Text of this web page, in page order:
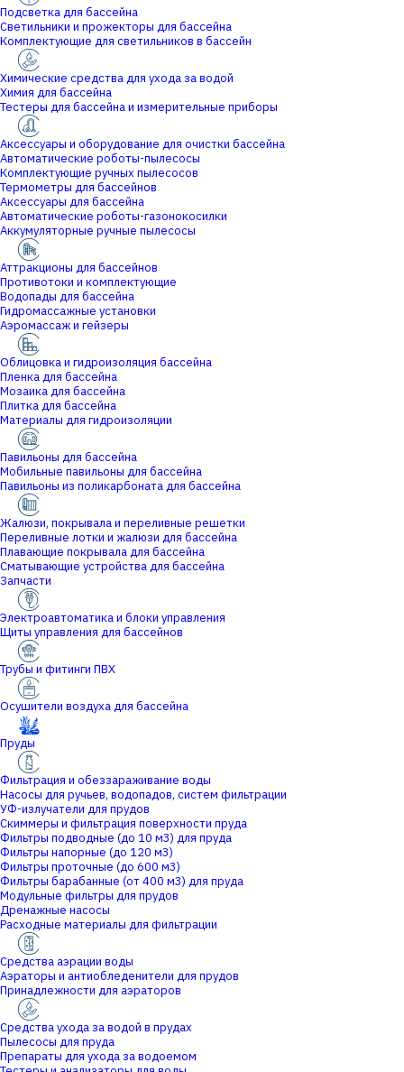
Подсветка для бассейна
Светильники и прожекторы для бассейна
Комплектующие для светильников в бассейн
Химические средства для ухода за водой
Химия для бассейна
Тестеры для бассейна и измерительные приборы
Аксессуары и оборудование для очистки бассейна
Автоматические роботы-пылесосы
Комплектующие ручных пылесосов
Термометры для бассейнов
Аксессуары для бассейна
Автоматические роботы-газонокосилки
Аккумуляторные ручные пылесосы
Аттракционы для бассейнов
Противотоки и комплектующие
Водопады для бассейна
Гидромассажные установки
Аэромассаж и гейзеры
Облицовка и гидроизоляция бассейна
Пленка для бассейна
Мозаика для бассейна
Плитка для бассейна
Материалы для гидроизоляции
Павильоны для бассейна
Мобильные павильоны для бассейна
Павильоны из поликарбоната для бассейна
Жалюзи, покрывала и переливные решетки
Переливные лотки и жалюзи для бассейна
Плавающие покрывала для бассейна
Сматывающие устройства для бассейна
Запчасти
Электроавтоматика и блоки управления
Щиты управления для бассейнов
Трубы и фитинги ПВХ
Осушители воздуха для бассейна
Пруды
Фильтрация и обеззараживание воды
Насосы для ручьев, водопадов, систем фильтрации
УФ-излучатели для прудов
Скиммеры и фильтрация поверхности пруда
Фильтры подводные (до 10 м3) для пруда
Фильтры напорные (до 120 м3)
Фильтры проточные (до 600 м3)
Фильтры барабанные (от 400 м3) для пруда
Модульные фильтры для прудов
Дренажные насосы
Расходные материалы для фильтрации
Средства аэрации воды
Аэраторы и антиобледенители для прудов
Принадлежности для аэраторов
Средства ухода за водой в прудах
Пылесосы для пруда
Препараты для ухода за водоемом